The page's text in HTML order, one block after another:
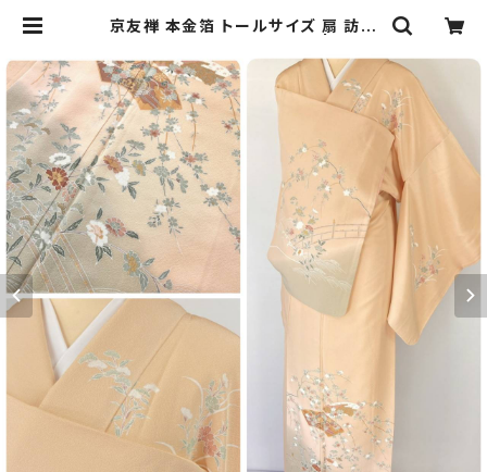
京友禅 本金箔 トールサイズ 扇 訪問
no Re:和 [online store] キモノリ
ワ 着物 帯